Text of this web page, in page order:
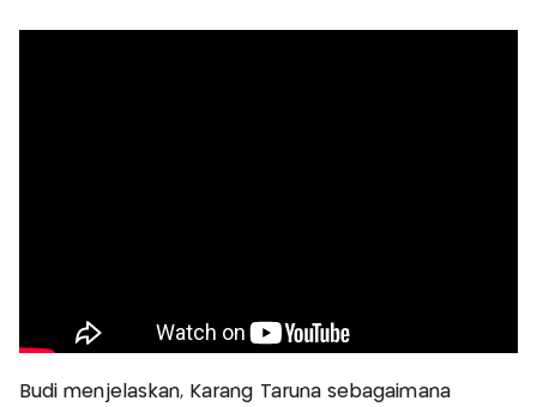
Budi menjelaskan, Karang Taruna sebagaimana